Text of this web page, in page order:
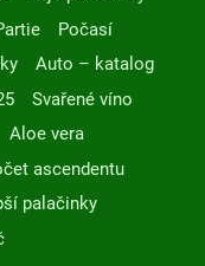
Počasí
Auto – katalog
Svařené víno
Aloe vera
ascendentu
palačinky